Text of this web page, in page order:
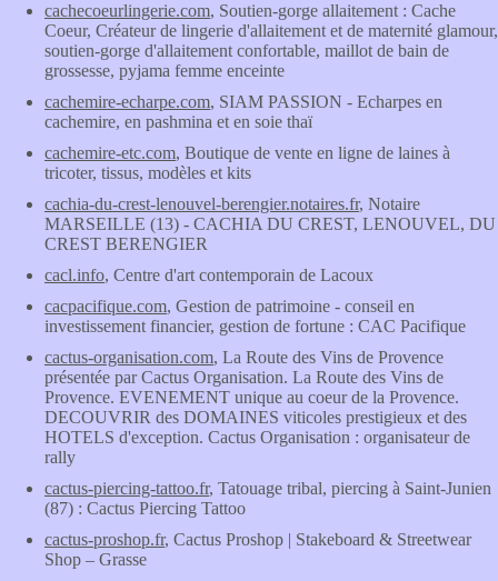
cachecoeurlingerie.com, Soutien-gorge allaitement : Cache
Coeur, Créateur de lingerie d'allaitement et de maternité glamour,
soutien-gorge d'allaitement confortable, maillot de bain de
grossesse, pyjama femme enceinte
cachemire-echarpe.com, SIAM PASSION - Echarpes en
cachemire, en pashmina et en soie thaï
cachemire-etc.com, Boutique de vente en ligne de laines à
tricoter, tissus, modèles et kits
cachia-du-crest-lenouvel-berengier.notaires.fr, Notaire
MARSEILLE (13) - CACHIA DU CREST, LENOUVEL, DU
CREST BERENGIER
cacl.info, Centre d'art contemporain de Lacoux
cacpacifique.com, Gestion de patrimoine - conseil en
investissement financier, gestion de fortune : CAC Pacifique
cactus-organisation.com, La Route des Vins de Provence
présentée par Cactus Organisation. La Route des Vins de
Provence. EVENEMENT unique au coeur de la Provence.
DECOUVRIR des DOMAINES viticoles prestigieux et des
HOTELS d'exception. Cactus Organisation : organisateur de
rally
cactus-piercing-tattoo.fr, Tatouage tribal, piercing à Saint-Junien
(87) : Cactus Piercing Tattoo
cactus-proshop.fr, Cactus Proshop | Stakeboard & Streetwear
Shop – Grasse